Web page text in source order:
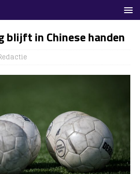
blijft in Chinese handen